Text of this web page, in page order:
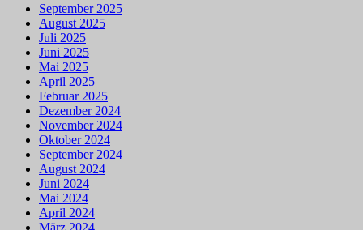
September 2025
August 2025
Juli 2025
Juni 2025
Mai 2025
April 2025
Februar 2025
Dezember 2024
November 2024
Oktober 2024
September 2024
August 2024
Juni 2024
Mai 2024
April 2024
März 2024